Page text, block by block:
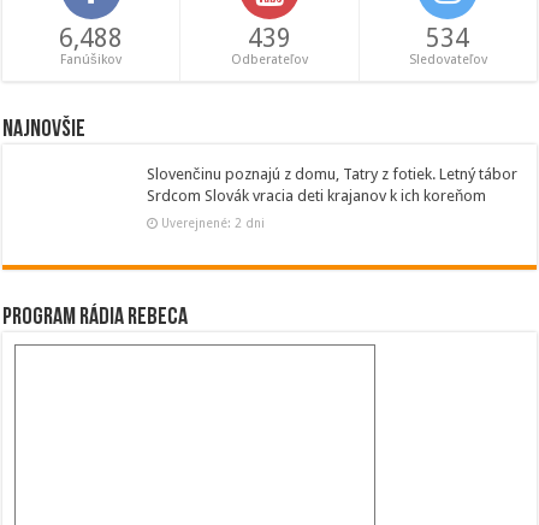
6,488
Fanúšikov
439
Odberateľov
534
Sledovateľov
Najnovšie
Slovenčinu poznajú z domu, Tatry z fotiek. Letný tábor
Srdcom Slovák vracia deti krajanov k ich koreňom
Uverejnené: 2 dni
Program Rádia Rebeca